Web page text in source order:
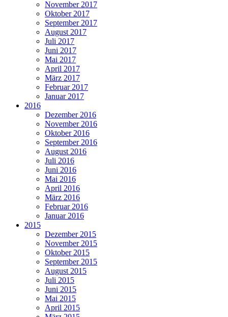
November 2017
Oktober 2017
September 2017
August 2017
Juli 2017
Juni 2017
Mai 2017
April 2017
März 2017
Februar 2017
Januar 2017
2016
Dezember 2016
November 2016
Oktober 2016
September 2016
August 2016
Juli 2016
Juni 2016
Mai 2016
April 2016
März 2016
Februar 2016
Januar 2016
2015
Dezember 2015
November 2015
Oktober 2015
September 2015
August 2015
Juli 2015
Juni 2015
Mai 2015
April 2015